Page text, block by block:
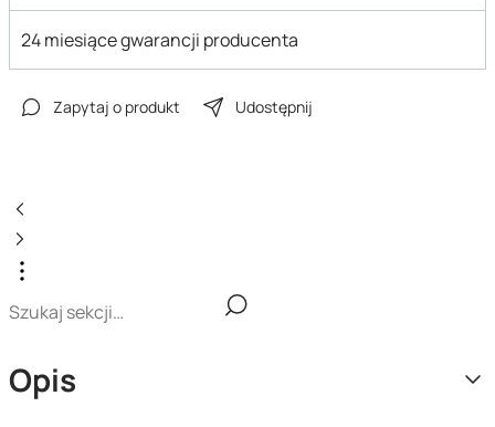
24 miesiące gwarancji producenta
Zapytaj o produkt Udostępnij
Opis